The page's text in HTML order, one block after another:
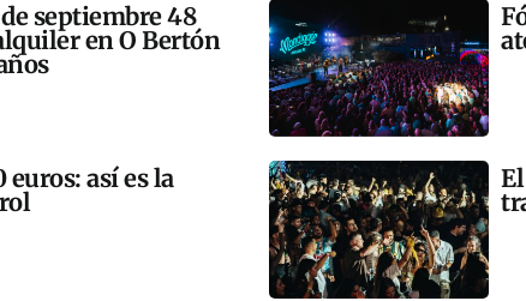
septiembre 48
en O Bertón
así es la